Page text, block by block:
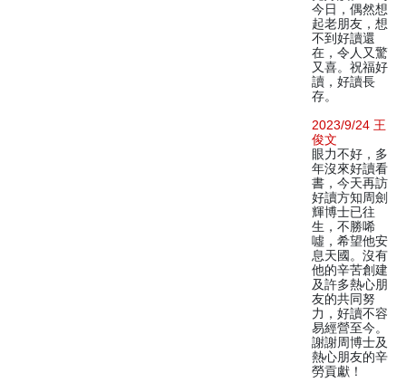
今日，偶然想
起老朋友，想
不到好讀還
在，令人又驚
又喜。祝福好
讀，好讀長
存。
2023/9/24 王
俊文
眼力不好，多
年沒來好讀看
書，今天再訪
好讀方知周劍
輝博士已往
生，不勝唏
噓，希望他安
息天國。沒有
他的辛苦創建
及許多熱心朋
友的共同努
力，好讀不容
易經營至今。
謝謝周博士及
熱心朋友的辛
勞貢獻！